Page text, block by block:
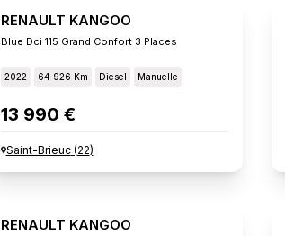
RENAULT KANGOO
Blue Dci 115 Grand Confort 3 Places
2022 64 926 Km Diesel Manuelle
13 990 €
Saint-Brieuc(22)
RENAULT KANGOO